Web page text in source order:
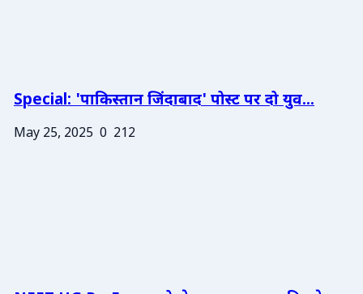
Special: 'पाकिस्तान जिंदाबाद' पोस्ट पर दो युव...
May 25, 2025 0 212